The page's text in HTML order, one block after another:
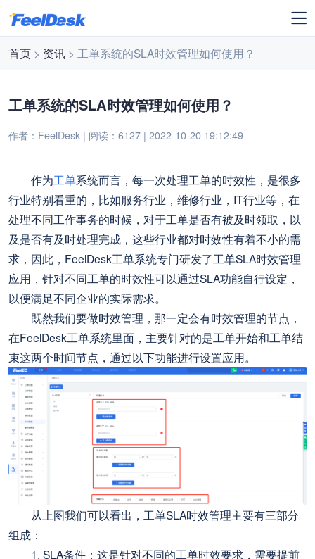
首页 > 资讯 > 工单系统的SLA时效管理如何使用？
工单系统的SLA时效管理如何使用？
作者：FeelDesk | 阅读：6127 | 2022-10-20 19:12:49
作为工单系统而言，每一次处理工单的时效性，是很多
行业特别看重的，比如服务行业，维修行业，IT行业等，在
处理不同工作事务的时候，对于工单是否有被及时领取，以
及是否有及时处理完成，这些行业都对时效性有着不小的需
求，因此，FeelDesk工单系统专门研发了工单SLA时效管理
应用，针对不同工单的时效性可以通过SLA功能自行设定，
以便满足不同企业的实际需求。
既然我们要做时效管理，那一定会有时效管理的节点，
在FeelDesk工单系统里面，主要针对的是工单开始和工单结
束这两个时间节点，通过以下功能进行设置应用。
从上图我们可以看出，工单SLA时效管理主要有三部分
组成：
1. SLA条件：这是针对不同的工单时效要求，需要提前